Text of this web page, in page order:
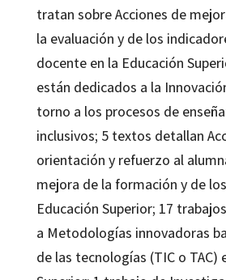
tratan sobre Acciones de
la evaluación y de los
docente en la Educación
están dedicados a la
torno a los procesos de
inclusivos; 5 textos detallan
orientación y refuerzo al
mejora de la formación y de
Educación Superior; 17
a Metodologías innovadoras
de las tecnologías (TIC o TAC)